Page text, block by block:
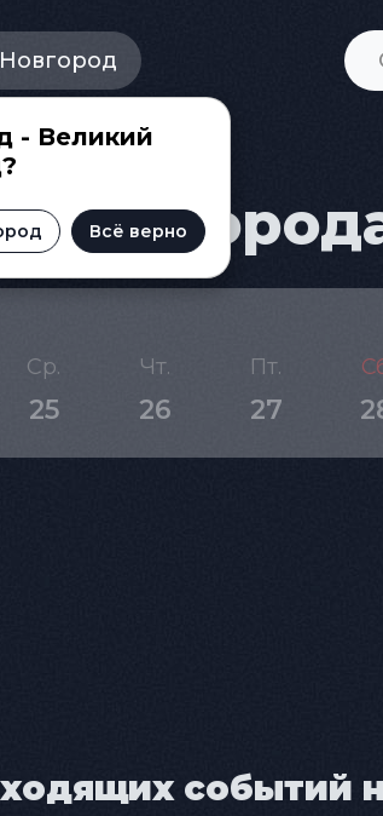
- Великий
Всё верно
Ср.
25
Чт.
26
Пт.
27
событий